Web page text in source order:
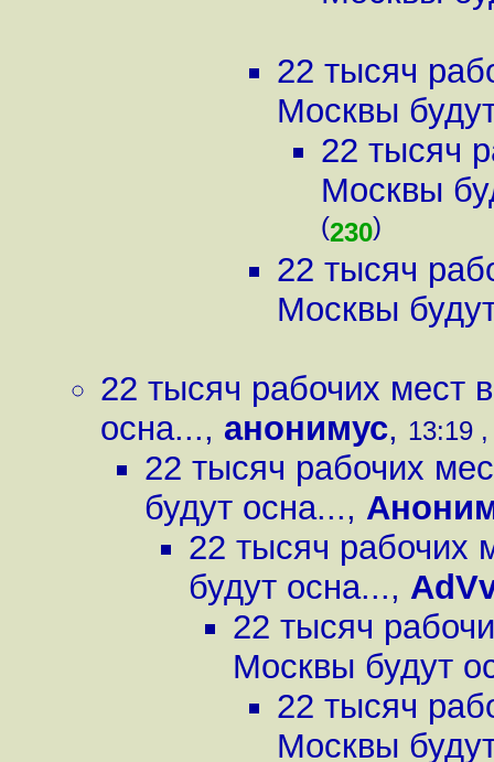
22 тысяч
Москвы
22 тысяч
Москвы
(230)
22 тысяч
Москвы
22 тысяч рабочих мест
осна..., анонимус, 13:19
22 тысяч рабочих
будут осна...,
22 тысяч рабочих
будут осна...,
22 тысяч
Москвы будут
22 тысяч
Москвы